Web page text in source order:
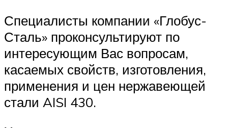
Специалисты компании «Глобус-
Сталь» проконсультируют по
интересующим Вас вопросам,
касаемых свойств, изготовления,
применения и цен нержавеющей
стали AISI 430.